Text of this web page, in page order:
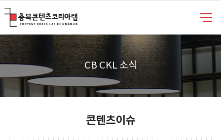
CB CKL 소식
콘텐츠이슈